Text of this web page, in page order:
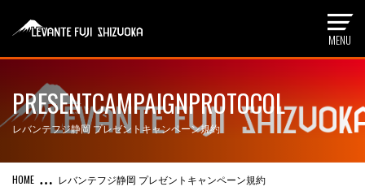
PRESENTCAMPAIGNPROTOCOL
レバンテフジ静岡 プレゼントキャンペーン規約
レバンテフジ静岡 プレゼントキャンペーン規約